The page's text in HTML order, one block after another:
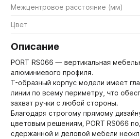
Межцентровое расстояние (мм)
Цвет
Описание
PORT RS066 — вертикальная
алюминиевого профиля.
T-образный корпус модели имеет
линии по всему периметру, что
захват ручки с любой стороны.
Благодаря строгому прямому
цветовым решениям, PORT RS066
сдержанной и деловой мебели